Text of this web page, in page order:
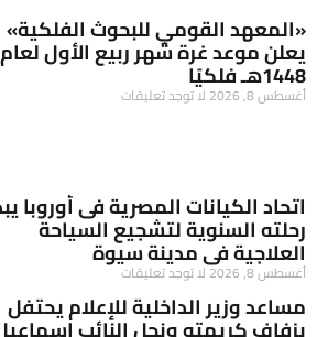
«المعهد القومي للبحوث الفلكية»
يعلن موعد غرة شهر ربيع الأول لعام
1448هـ فلكيًا
أغسطس 8, 2026 لا توجد تعليقات
اتحاد الكيانات المصرية فى أوروبا
رحلته السنوية لتشجيع السياحة
العلاجية فى مدينة سيوة
أغسطس 8, 2026 لا توجد تعليقات
مساعد وزير الداخلية للإعلام يحتفل
بزفاف كريمته ونجل النائب